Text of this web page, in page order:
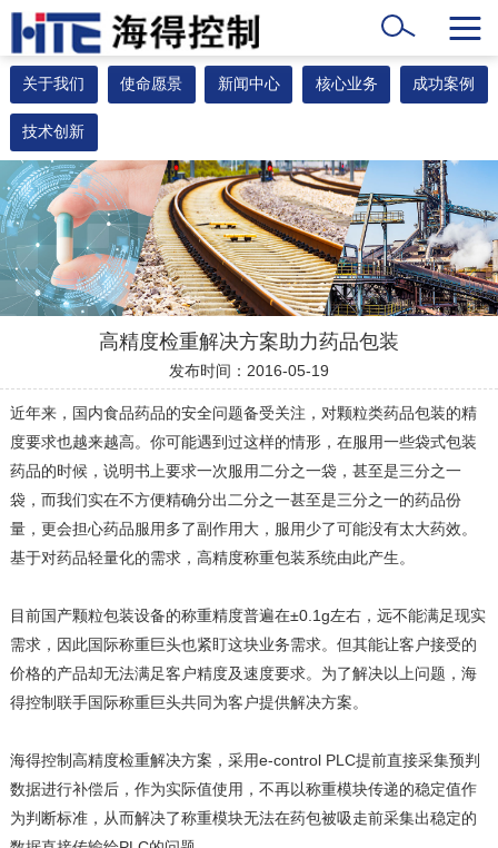
关于我们 使命愿景 新闻中心 核心业务 成功案例
技术创新
高精度检重解决方案助力药品包装
发布时间：2016-05-19
近年来，国内食品药品的安全问题备受关注，对颗粒类药品包装的精
度要求也越来越高。你可能遇到过这样的情形，在服用一些袋式包装
药品的时候，说明书上要求一次服用二分之一袋，甚至是三分之一
袋，而我们实在不方便精确分出二分之一甚至是三分之一的药品份
量，更会担心药品服用多了副作用大，服用少了可能没有太大药效。
基于对药品轻量化的需求，高精度称重包装系统由此产生。
目前国产颗粒包装设备的称重精度普遍在±0.1g左右，远不能满足现实
需求，因此国际称重巨头也紧盯这块业务需求。但其能让客户接受的
价格的产品却无法满足客户精度及速度要求。为了解决以上问题，海
得控制联手国际称重巨头共同为客户提供解决方案。
海得控制高精度检重解决方案，采用e-control PLC提前直接采集预判
数据进行补偿后，作为实际值使用，不再以称重模块传递的稳定值作
为判断标准，从而解决了称重模块无法在药包被吸走前采集出稳定的